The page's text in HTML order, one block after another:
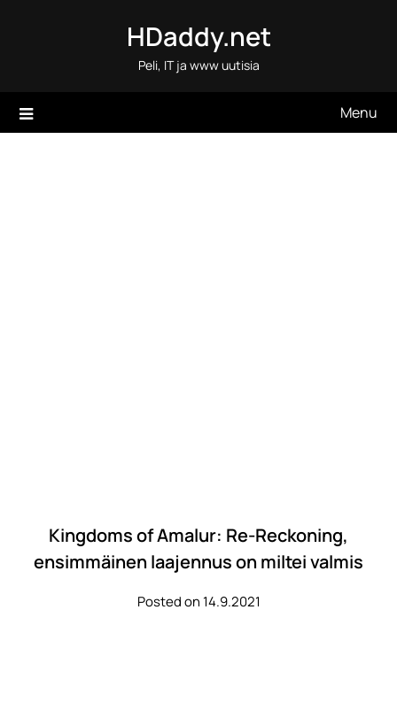
HDaddy.net
Peli, IT ja www uutisia
Menu
Kingdoms of Amalur: Re-Reckoning,
ensimmäinen laajennus on miltei valmis
Posted on 14.9.2021